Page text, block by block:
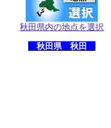
秋田県内の地点を選択
秋田県 秋田